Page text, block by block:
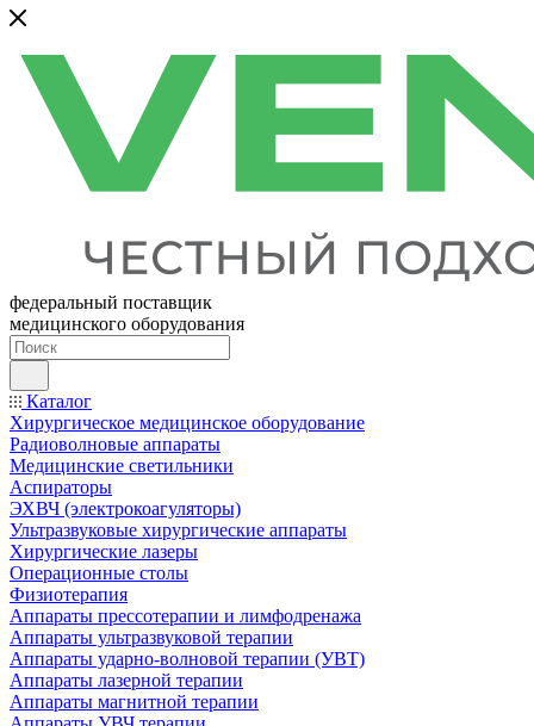
федеральный поставщик
медицинского оборудования
Каталог
Хирургическое медицинское оборудование
Радиоволновые аппараты
Медицинские светильники
Аспираторы
ЭХВЧ (электрокоагуляторы)
Ультразвуковые хирургические аппараты
Хирургические лазеры
Операционные столы
Физиотерапия
Аппараты прессотерапии и лимфодренажа
Аппараты ультразвуковой терапии
Аппараты ударно-волновой терапии (УВТ)
Аппараты лазерной терапии
Аппараты магнитной терапии